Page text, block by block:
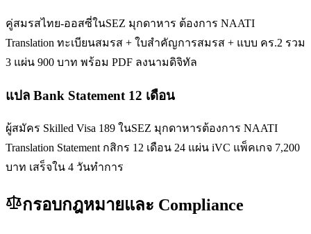
คู่สมรสไทย-ออสซี่ในSEZ มุกดาหาร ต้องการ NAATI
Translation ทะเบียนสมรส + ใบสำคัญการสมรส + แบบ คร.2 รวม
3 แผ่น 900 บาท พร้อม PDF ลงนามดิจิทัล
แปล Bank Statement 12 เดือน
ผู้สมัคร Skilled Visa 189 ในSEZ มุกดาหารต้องการ NAATI
Translation Statement กสิกร 12 เดือน 24 แผ่น iVC แพ็คเกจ 7,200
บาท เสร็จใน 4 วันทำการ
กรอบกฎหมายและ Compliance